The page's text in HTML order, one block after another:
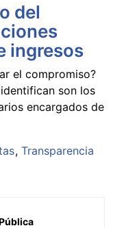
del
ingresos
el compromiso?
son los
encargados de
Transparencia